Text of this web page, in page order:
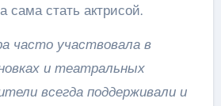
сама стать актрисой.
часто участвовала в
и театральных
всегда поддерживали и